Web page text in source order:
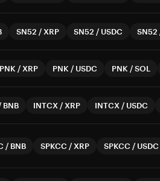
SN52 / XRP SN52 / USDC SN52
PNK / XRP PNK / USDC PNK /SOL
BNB INTCX / XRP INTCX / USDC
/ BNB SPKCC / XRP SPKCC / USDC